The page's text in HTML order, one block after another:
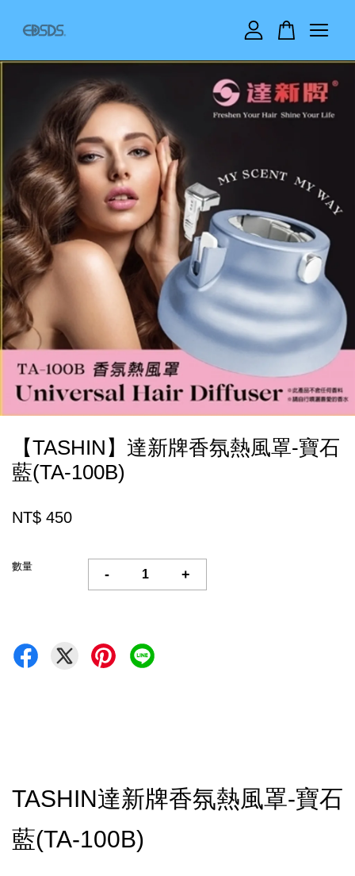
【TASHIN】達新牌香氛熱風罩-寶石
藍(TA-100B)
NT$ 450
數量
- +
TASHIN達新牌香氛熱風罩-寶石
藍(TA-100B)
您的購物車目前還是空的。
繼續購物